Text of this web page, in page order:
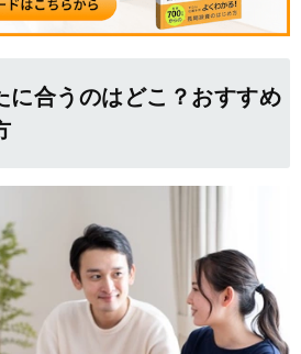
に合うのはどこ？おすすめ